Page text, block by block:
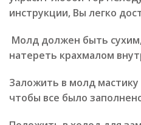
инструкции, Вы легко
Молд должен быть
натереть крахмалом
Заложить в молд
чтобы все было